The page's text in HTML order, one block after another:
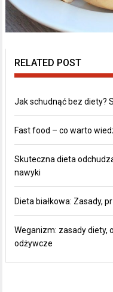
RELATED POST
Jak schudnąć bez diety?
Fast food – co warto
Skuteczna dieta
nawyki
Dieta białkowa: Zasady,
Weganizm: zasady diety,
odżywcze